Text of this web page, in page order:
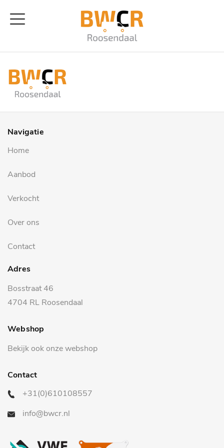
Navigatie
Home
Aanbod
Verkocht
Over ons
Contact
Adres
Bosstraat 46
4704 RL Roosendaal
Webshop
Bekijk ook onze webshop
Contact
+31(0)610108557
info@bwcr.nl